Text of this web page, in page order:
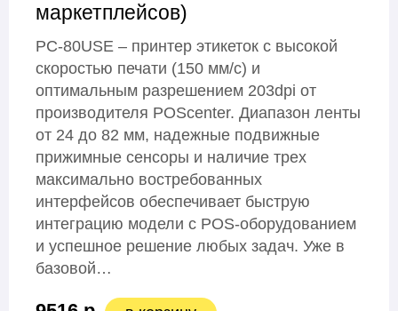
маркетплейсов)
PC-80USE – принтер этикеток с высокой
скоростью печати (150 мм/с) и
оптимальным разрешением 203dpi от
производителя POScenter. Диапазон ленты
от 24 до 82 мм, надежные подвижные
прижимные сенсоры и наличие трех
максимально востребованных
интерфейсов обеспечивает быструю
интеграцию модели с POS-оборудованием
и успешное решение любых задач. Уже в
базовой…